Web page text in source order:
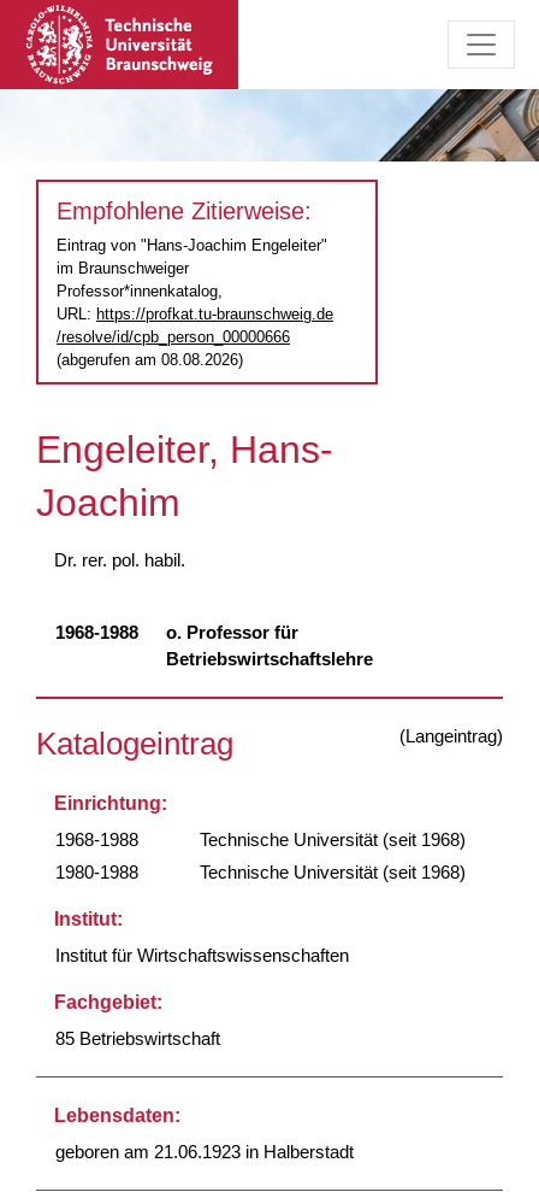
Empfohlene Zitierweise:
Eintrag von "Hans-Joachim Engeleiter"
im Braunschweiger
Professor*innenkatalog,
URL: https://profkat.tu-braunschweig.de
/resolve/id/cpb_person_00000666
(abgerufen am 08.08.2026)
Engeleiter, Hans-
Joachim
Dr. rer. pol. habil.
1968-1988
o. Professor für
Betriebswirtschaftslehre
(Langeintrag)
Katalogeintrag
Einrichtung:
1968-1988
Technische Universität (seit 1968)
1980-1988
Technische Universität (seit 1968)
Institut:
Institut für Wirtschaftswissenschaften
Fachgebiet:
85 Betriebswirtschaft
Lebensdaten:
geboren am 21.06.1923 in Halberstadt